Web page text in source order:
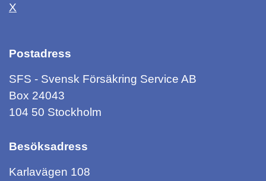
X
Postadress
SFS - Svensk Försäkring Service AB
Box 24043
104 50 Stockholm
Besöksadress
Karlavägen 108